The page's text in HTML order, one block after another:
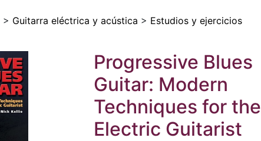
> Guitarra eléctrica y acústica > Estudios y ejercicios
Progressive Blues
Guitar: Modern
Techniques for the
Electric Guitarist